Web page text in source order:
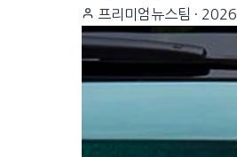
프리미엄뉴스팀 ·